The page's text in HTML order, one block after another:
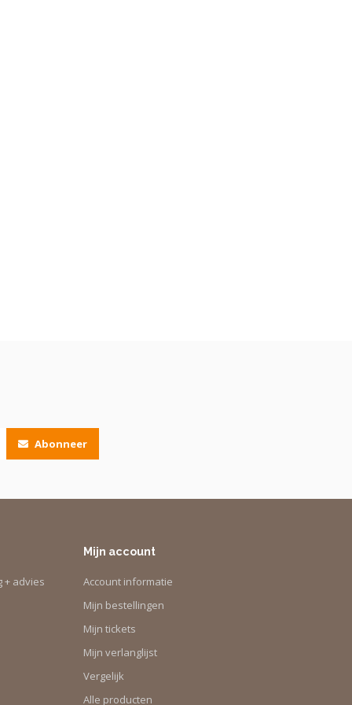
Abonneer
+ advies
Mijn account
Account informatie
Mijn bestellingen
Mijn tickets
Mijn verlanglijst
Vergelijk
Alle producten